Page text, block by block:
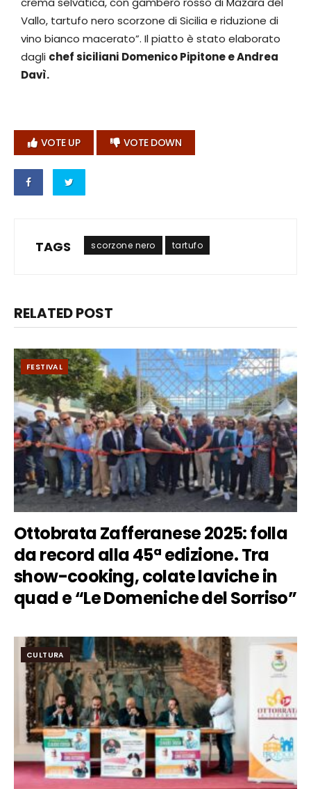
Vallo, tartufo nero scorzone di Sicilia e riduzione di
vino bianco macerato”. Il piatto è stato elaborato
dagli chef siciliani Domenico Pipitone e Andrea
Davì.
VOTE UP VOTE DOWN
TAGS scorzone nero tartufo
RELATED POST
FESTIVAL
Ottobrata Zafferanese 2025: folla
da record alla 45ª edizione. Tra
show-cooking, colate laviche in
quad e “Le Domeniche del Sorriso”
CULTURA